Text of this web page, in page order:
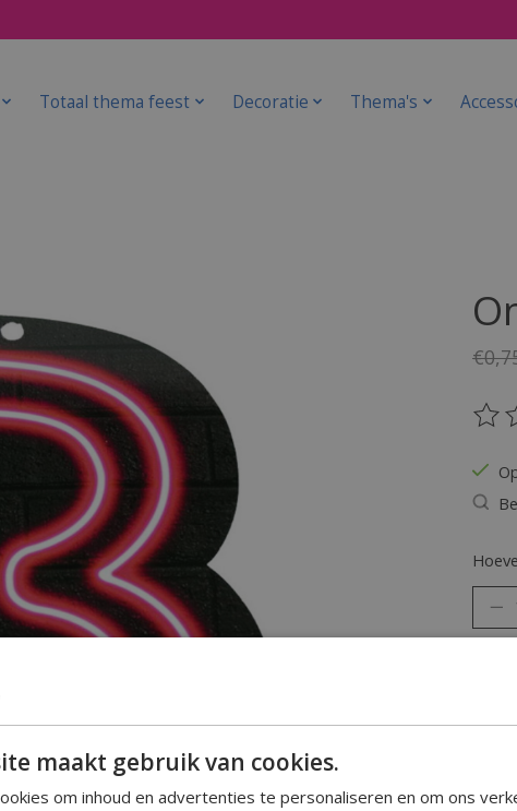
Totaal thema feest Decoratie Thema's
De
maakt gebruik van cookies.
om inhoud en advertenties te personaliseren en om ons